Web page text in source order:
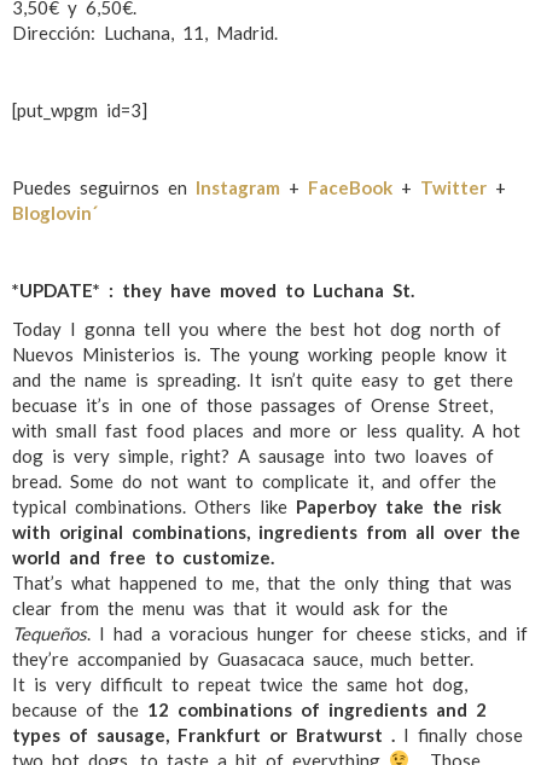
3,50€ y 6,50€.
Dirección: Luchana, 11, Madrid.
[put_wpgm id=3]
Puedes seguirnos en Instagram + FaceBook + Twitter +
Bloglovin´
*UPDATE* : they have moved to Luchana St.
Today I gonna tell you where the best hot dog north of
Nuevos Ministerios is. The young working people know it
and the name is spreading. It isn’t quite easy to get there
becuase it’s in one of those passages of Orense Street,
with small fast food places and more or less quality. A hot
dog is very simple, right? A sausage into two loaves of
bread. Some do not want to complicate it, and offer the
typical combinations. Others like Paperboy take the risk
with original combinations, ingredients from all over the
world and free to customize.
That’s what happened to me, that the only thing that was
clear from the menu was that it would ask for the
Tequeños. I had a voracious hunger for cheese sticks, and if
they’re accompanied by Guasacaca sauce, much better.
It is very difficult to repeat twice the same hot dog,
because of the 12 combinations of ingredients and 2
types of sausage, Frankfurt or Bratwurst .
I finally chose
two hot dogs, to taste a bit of everything
. Those